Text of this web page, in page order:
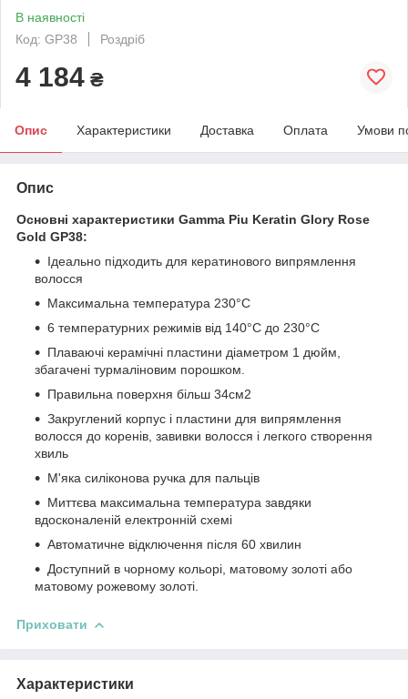
В наявності
Код: GP38
Роздріб
4 184 ₴
Опис Характеристики Доставка Оплата Умови
Опис
Основні характеристики Gamma Piu Keratin Glory Rose
Gold GP38:
Ідеально підходить для кератинового випрямлення
волосся
Максимальна температура 230°C
6 температурних режимів від 140°C до 230°C
Плаваючі керамічні пластини діаметром 1 дюйм,
збагачені турмаліновим порошком.
Правильна поверхня більш 34см2
Закруглений корпус і пластини для випрямлення
волосся до коренів, завивки волосся і легкого створення
хвиль
М'яка силіконова ручка для пальців
Миттєва максимальна температура завдяки
вдосконаленій електронній схемі
Автоматичне відключення після 60 хвилин
Доступний в чорному кольорі, матовому золоті або
матовому рожевому золоті.
Приховати
Характеристики